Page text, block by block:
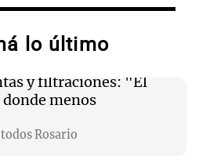
agosto
cómo estará el tiempo
lo último
y filtraciones: "El
menos
Rosario